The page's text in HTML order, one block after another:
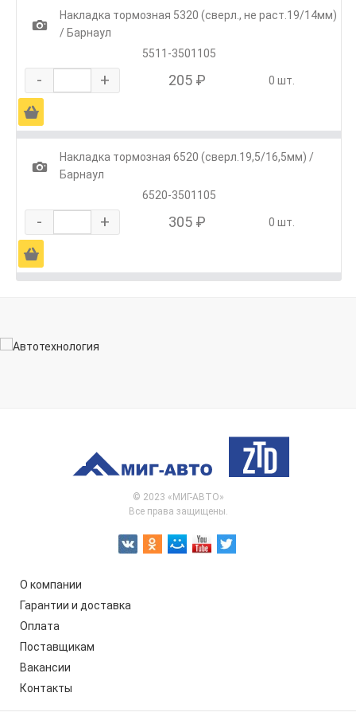
1
Накладка тормозная 5320 (сверл., не раст.19/14мм)
/ Барнаул
5511-3501105
- + 205 ₽ 0 шт.
Ä
1
Накладка тормозная 6520 (сверл.19,5/16,5мм) /
Барнаул
6520-3501105
- + 305 ₽ 0 шт.
Ä
© 2023 «МИГ-АВТО»
Все права защищены.
О компании
Гарантии и доставка
Оплата
Поставщикам
Вакансии
Контакты